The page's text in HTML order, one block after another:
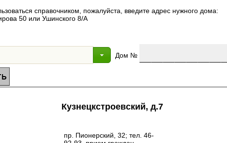
справочником, пожалуйста, введите адрес нужного дома:
50 или Ушинского 8/А
Дом №
Кузнецкстроевский, д.7
пр. Пионерский, 32; тел. 46-